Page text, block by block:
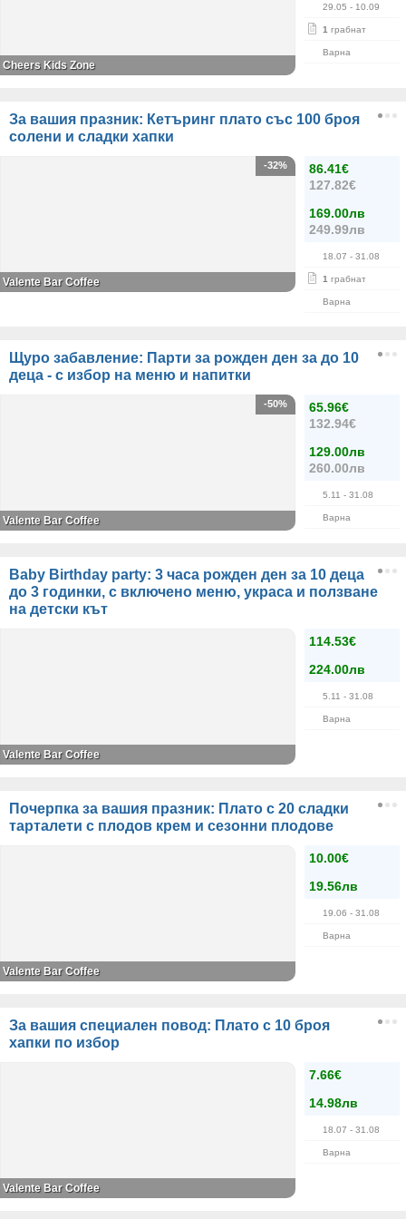
29.05 - 10.09
1 грабнат
Варна
Cheers Kids Zone
За вашия празник: Кетъринг плато със 100 броя
солени и сладки хапки
86.41€
127.82€
169.00лв
249.99лв
18.07 - 31.08
1 грабнат
Варна
-32%
Valente Bar Coffee
Щуро забавление: Парти за рожден ден за до 10
деца - с избор на меню и напитки
65.96€
132.94€
129.00лв
260.00лв
5.11 - 31.08
Варна
-50%
Valente Bar Coffee
Baby Birthday party: 3 часа рожден ден за 10 деца
до 3 годинки, с включено меню, украса и ползване
на детски кът
114.53€
224.00лв
5.11 - 31.08
Варна
Valente Bar Coffee
Почерпка за вашия празник: Плато с 20 сладки
тарталети с плодов крем и сезонни плодове
10.00€
19.56лв
19.06 - 31.08
Варна
Valente Bar Coffee
За вашия специален повод: Плато с 10 броя
хапки по избор
7.66€
14.98лв
18.07 - 31.08
Варна
Valente Bar Coffee